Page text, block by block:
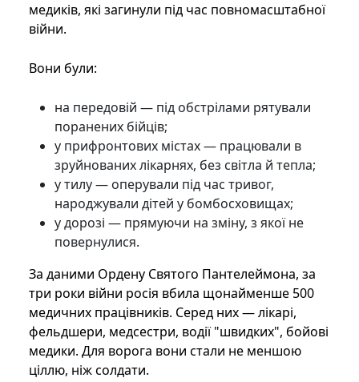
медиків, які загинули під час повномасштабної
війни.
Вони були:
на передовій — під обстрілами рятували
поранених бійців;
у прифронтових містах — працювали в
зруйнованих лікарнях, без світла й тепла;
у тилу — оперували під час тривог,
народжували дітей у бомбосховищах;
у дорозі — прямуючи на зміну, з якої не
повернулися.
За даними Ордену Святого Пантелеймона, за
три роки війни росія вбила щонайменше 500
медичних працівників. Серед них — лікарі,
фельдшери, медсестри, водії "швидких", бойові
медики. Для ворога вони стали не меншою
ціллю, ніж солдати.